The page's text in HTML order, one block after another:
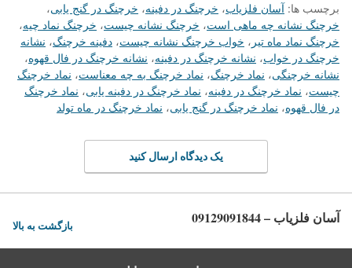
برچسب ها: آسان فلزیاب، خرچنگ در دفینه، خرچنگ در گنج یابی،
خرچنگ نشانه چه ماهی است، خرچنگ نشانه چیست، خرچنگ نماد چیه،
خرچنگ نماد ماه تیر ، خواب خرچنگ نشانه چیست، دفینه خرچنگ، نشانه
خرچنگ در خواب، نشانه خرچنگ در دفینه، نشانه خرچنگ در فال قهوه،
نشانه خرچنگی، نماد خرچنگ، نماد خرچنگ به چه معناست، نماد خرچنگ
چیست، نماد خرچنگ در دفینه، نماد خرچنگ در دفینه یابی، نماد خرچنگ
در فال قهوه، نماد خرچنگ در گنج یابی، نماد خرچنگ در ماه تولد
یک دیدگاه ارسال کنید
آسان فلزیاب – 09129091844 بازگشت به بالا